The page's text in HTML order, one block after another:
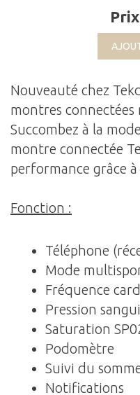
Nouveauté chez
montres connectées
Succombez à la
montre connectée
performance grâce
Fonction :
Téléphone
Mode
Fréquence
Pression
Saturation
Podomètre
Suivi du
Notifications